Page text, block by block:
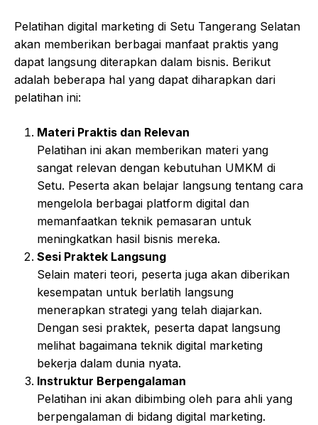
Pelatihan digital marketing di Setu Tangerang Selatan
akan memberikan berbagai manfaat praktis yang
dapat langsung diterapkan dalam bisnis. Berikut
adalah beberapa hal yang dapat diharapkan dari
pelatihan ini:
Materi Praktis dan Relevan
Pelatihan ini akan memberikan materi yang
sangat relevan dengan kebutuhan UMKM di
Setu. Peserta akan belajar langsung tentang cara
mengelola berbagai platform digital dan
memanfaatkan teknik pemasaran untuk
meningkatkan hasil bisnis mereka.
Sesi Praktek Langsung
Selain materi teori, peserta juga akan diberikan
kesempatan untuk berlatih langsung
menerapkan strategi yang telah diajarkan.
Dengan sesi praktek, peserta dapat langsung
melihat bagaimana teknik digital marketing
bekerja dalam dunia nyata.
Instruktur Berpengalaman
Pelatihan ini akan dibimbing oleh para ahli yang
berpengalaman di bidang digital marketing.